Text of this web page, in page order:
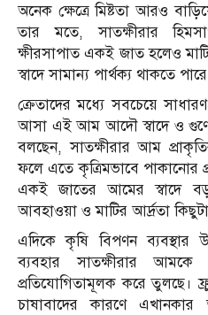
অনেক ক্ষেত্রে মিষ্টতা আরও
তার মতে, সাতক্ষীরার
ক্ষীরসাপাত একই জাত হলেও
স্বাদে সামান্য পার্থক্য থাকতে
ক্রেতাদের মধ্যে সবচেয়ে
আসা এই আম আদৌ স্বাদে ও গুণে
বলছেন, সাতক্ষীরার আম
ফলে এতে কৃত্রিমভাবে পাকানোর
একই জাতের আমের স্বাদে
আবহাওয়া ও মাটির আর্দ্রতা
এদিকে কৃষি বিপণন ব্যবস্থার
ব্যবহার সাতক্ষীরার আমকে
প্রতিযোগিতামূলক করে তুলছে।
চাষাবাদের কারণে